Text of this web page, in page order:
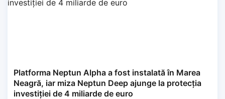
Platforma Neptun Alpha a fost instalată în Marea
Neagră, iar miza Neptun Deep ajunge la protecția
investiției de 4 miliarde de euro